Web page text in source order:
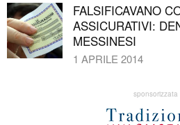
FALSIFICAVANO
ASSICURATIVI:
MESSINESI
1 APRILE 2014
sponsorizzata